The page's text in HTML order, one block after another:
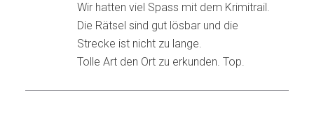
5von 5
Wir hatten viel Spass mit dem Krimitrail.
Die Rätsel sind gut lösbar und die
Strecke ist nicht zu lange.
Tolle Art den Ort zu erkunden. Top.